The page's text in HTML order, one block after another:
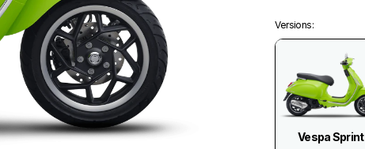
Versions:
Vespa Sprint